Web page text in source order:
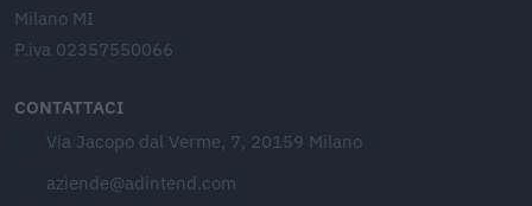
Milano MI
P.iva 02357550066
CONTATTACI
Via Jacopo dal Verme, 7, 20159 Milano
aziende@adintend.com